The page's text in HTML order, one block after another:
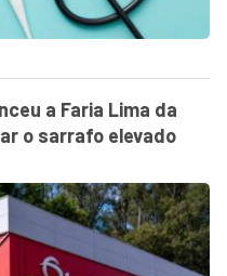
a Faria Lima da
o sarrafo elevado